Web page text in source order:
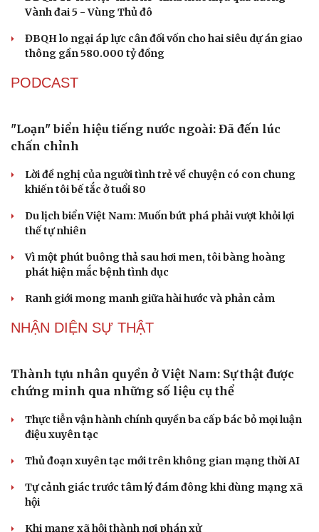
Du lịch
Săn Tour
Hạt giống tâm hồn
Vành đai 5 - Vùng Thủ đô
ĐBQH lo ngại áp lực cân đối vốn cho hai siêu dự án giao
thông gần 580.000 tỷ đồng
PODCAST
"Loạn" biển hiệu tiếng nước ngoài: Đã đến lúc
chấn chỉnh
Lời đề nghị của người tình trẻ về chuyện có con chung
khiến tôi bế tắc ở tuổi 80
Du lịch biển Việt Nam: Muốn bứt phá phải vượt khỏi lợi
thế tự nhiên
Vì một phút buông thả sau hơi men, tôi bàng hoàng
phát hiện mắc bệnh tình dục
Ranh giới mong manh giữa hài hước và phản cảm
NHẬN DIỆN SỰ THẬT
Thành tựu nhân quyền ở Việt Nam: Sự thật được
chứng minh qua những số liệu cụ thể
Thực tiễn vận hành chính quyền ba cấp bác bỏ mọi luận
điệu xuyên tạc
Thủ đoạn xuyên tạc mới trên không gian mạng thời AI
Tự cảnh giác trước tâm lý đám đông khi dùng mạng xã
hội
Khi mạng xã hội thành nơi phán xử